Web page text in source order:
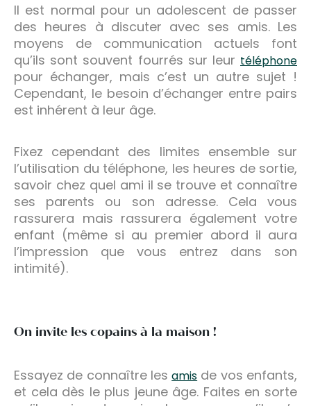
Il est normal pour un adolescent de passer
des heures à discuter avec ses amis. Les
moyens de communication actuels font
qu’ils sont souvent fourrés sur leur téléphone
pour échanger, mais c’est un autre sujet !
Cependant, le besoin d’échanger entre pairs
est inhérent à leur âge.
Fixez cependant des limites ensemble sur
l’utilisation du téléphone, les heures de sortie,
savoir chez quel ami il se trouve et connaître
ses parents ou son adresse. Cela vous
rassurera mais rassurera également votre
enfant (même si au premier abord il aura
l’impression que vous entrez dans son
intimité).
On invite les copains à la maison !
Essayez de connaître lesamis de vos enfants,
et cela dès le plus jeune âge. Faites en sorte